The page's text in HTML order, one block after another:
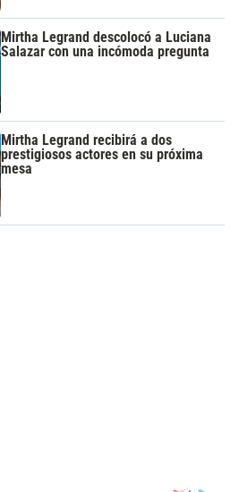
Mirtha Legrand descolocó a Luciana
Salazar con una incómoda pregunta
Mirtha Legrand recibirá a dos
prestigiosos actores en su próxima
mesa